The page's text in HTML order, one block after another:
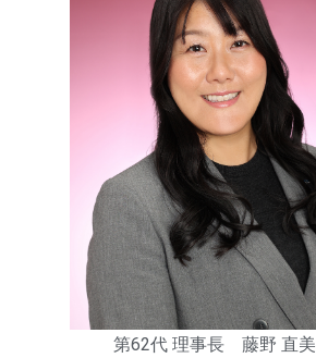
第62代 理事長 藤野 直美